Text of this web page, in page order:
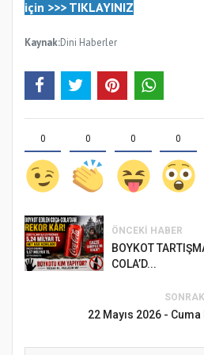
için >>> TIKLAYINIZ
Kaynak:Dini Haberler
0 0 0 0
ÖNCEKI HABER
BOYKOT
COLA’D...
22 Mayıs 2026 -